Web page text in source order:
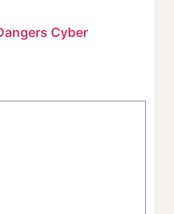
Cyber